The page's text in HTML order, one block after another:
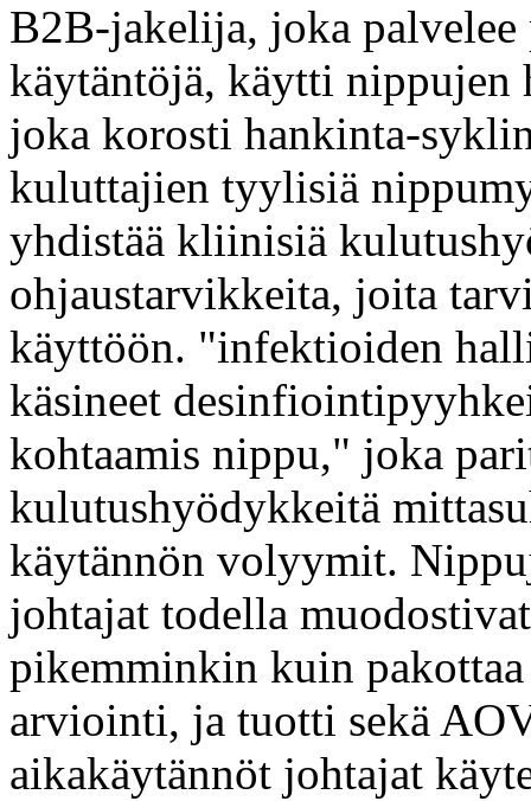
B2B-jakelija, joka
käytäntöjä, käytti nippujen
joka korosti hankinta-
kuluttajien tyylisiä
yhdistää kliinisiä
ohjaustarvikkeita, joita
käyttöön. "infektioiden
käsineet
kohtaamis nippu," joka
kulutushyödykkeitä
käytännön volyymit.
johtajat todella
pikemminkin kuin
arviointi, ja tuotti sekä
aikakäytännöt johtajat